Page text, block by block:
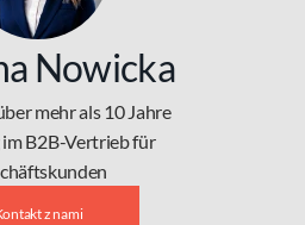
Nowicka
mehr als 10 Jahre
B2B-Vertrieb für
z nami